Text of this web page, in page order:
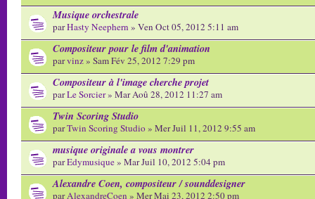
Musique orchestrale
parHasty Neephern » Ven Oct 05, 2012 5:11 am
Compositeur pour le film d'animation
parvinz» Sam Fév 25, 2012 7:29 pm
Compositeur à l'image cherche projet
parLe Sorcier» Mar Aoû 28, 2012 11:27 am
Twin Scoring Studio
parTwin Scoring Studio» Mer Juil 11, 2012 9:55 am
musique originale a vous montrer
parEdymusique» Mar Juil 10, 2012 5:04 pm
Alexandre Coen, compositeur / sounddesigner
parAlexandreCoen » Mer Mai 23, 2012 2:50 pm